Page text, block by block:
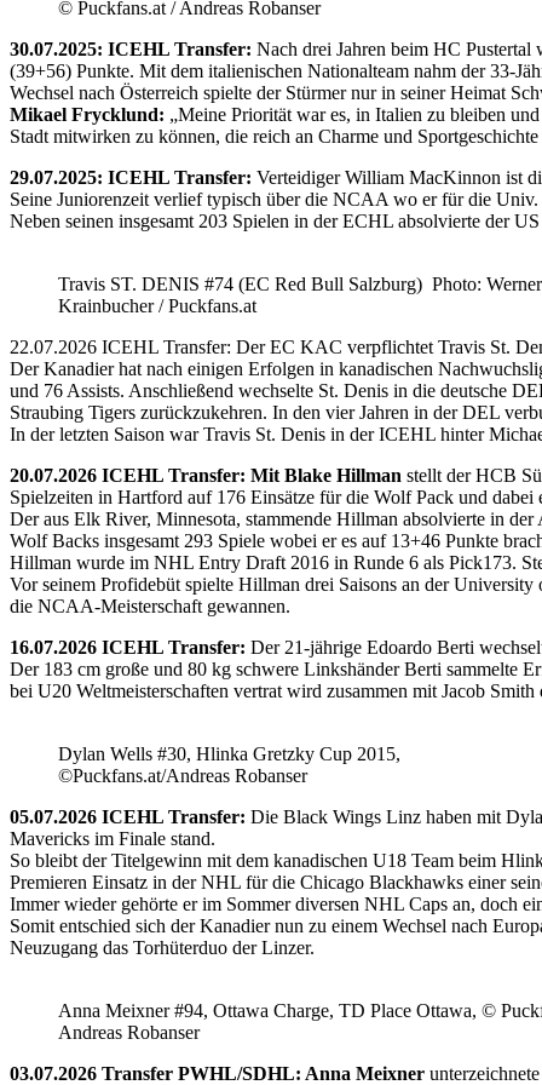
© Puckfans.at / Andreas Robanser
30.07.2025: ICEHL Transfer: Nach drei Jahren beim HC
(39+56) Punkte. Mit dem italienischen Nationalteam nahm der 33-
Wechsel nach Österreich spielte der Stürmer nur in seiner Heimat
Mikael Frycklund: „Meine Priorität war es, in Italien zu bleiben
Stadt mitwirken zu können, die reich an Charme und
29.07.2025: ICEHL Transfer: Verteidiger William MacKinnon ist
Seine Juniorenzeit verlief typisch über die NCAA wo er für die
Neben seinen insgesamt 203 Spielen in der ECHL absolvierte der
Travis ST. DENIS #74 (EC Red Bull Salzburg) Photo: Werner
Krainbucher / Puckfans.at
22.07.2026 ICEHL Transfer: Der EC KAC verpflichtet Travis St.
Der Kanadier hat nach einigen Erfolgen in kanadischen
und 76 Assists. Anschließend wechselte St. Denis in die deutsche
Straubing Tigers zurückzukehren. In den vier Jahren in der DEL
In der letzten Saison war Travis St. Denis in der ICEHL hinter
20.07.2026 ICEHL Transfer: Mit Blake Hillman stellt der HCB
Spielzeiten in Hartford auf 176 Einsätze für die Wolf Pack und dabei
Der aus Elk River, Minnesota, stammende Hillman absolvierte in
Wolf Backs insgesamt 293 Spiele wobei er es auf 13+46 Punkte
Hillman wurde im NHL Entry Draft 2016 in Runde 6 als Pick173.
Vor seinem Profidebüt spielte Hillman drei Saisons an der
die NCAA-Meisterschaft gewannen.
16.07.2026 ICEHL Transfer: Der 21-jährige Edoardo Berti
Der 183 cm große und 80 kg schwere Linkshänder Berti sammelte
bei U20 Weltmeisterschaften vertrat wird zusammen mit Jacob
Dylan Wells #30, Hlinka Gretzky Cup 2015,
©Puckfans.at/Andreas Robanser
05.07.2026 ICEHL Transfer: Die Black Wings Linz haben mit
Mavericks im Finale stand.
So bleibt der Titelgewinn mit dem kanadischen U18 Team beim
Premieren Einsatz in der NHL für die Chicago Blackhawks einer
Immer wieder gehörte er im Sommer diversen NHL Caps an, doch
Somit entschied sich der Kanadier nun zu einem Wechsel nach
Neuzugang das Torhüterduo der Linzer.
Anna Meixner #94, Ottawa Charge, TD Place Ottawa, ©
Andreas Robanser
03.07.2026 Transfer PWHL/SDHL: Anna Meixner